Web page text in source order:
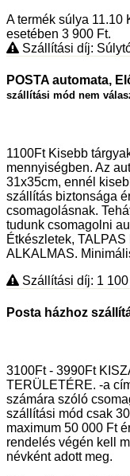
A termék súlya 11.10
esetében 3 900 Ft.
Szállítási díj:
POSTA automata,
szállítási mód nem
1100Ft Kisebb
mennyiségben. Az
31x35cm, ennél
szállítás biztonsága
csomagolásnak.
tudunk csomagolni
Étkészletek,
ALKALMAS.
Szállítási díj: 1 100
Posta házhoz
3100Ft - 3990Ft
TERÜLETÉRE. -a
számára szóló
szállítási mód csak
maximum 50 000 Ft
rendelés végén kell
névként adott meg.